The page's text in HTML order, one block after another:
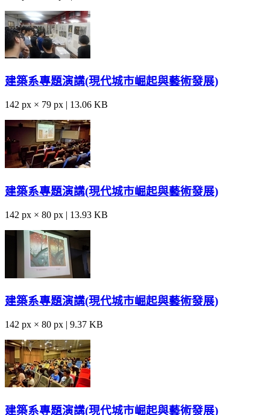
建築系專題演講(現代城市崛起與藝術發展)
142 px × 79 px | 13.06 KB
建築系專題演講(現代城市崛起與藝術發展)
142 px × 80 px | 13.93 KB
建築系專題演講(現代城市崛起與藝術發展)
142 px × 80 px | 9.37 KB
建築系專題演講(現代城市崛起與藝術發展)